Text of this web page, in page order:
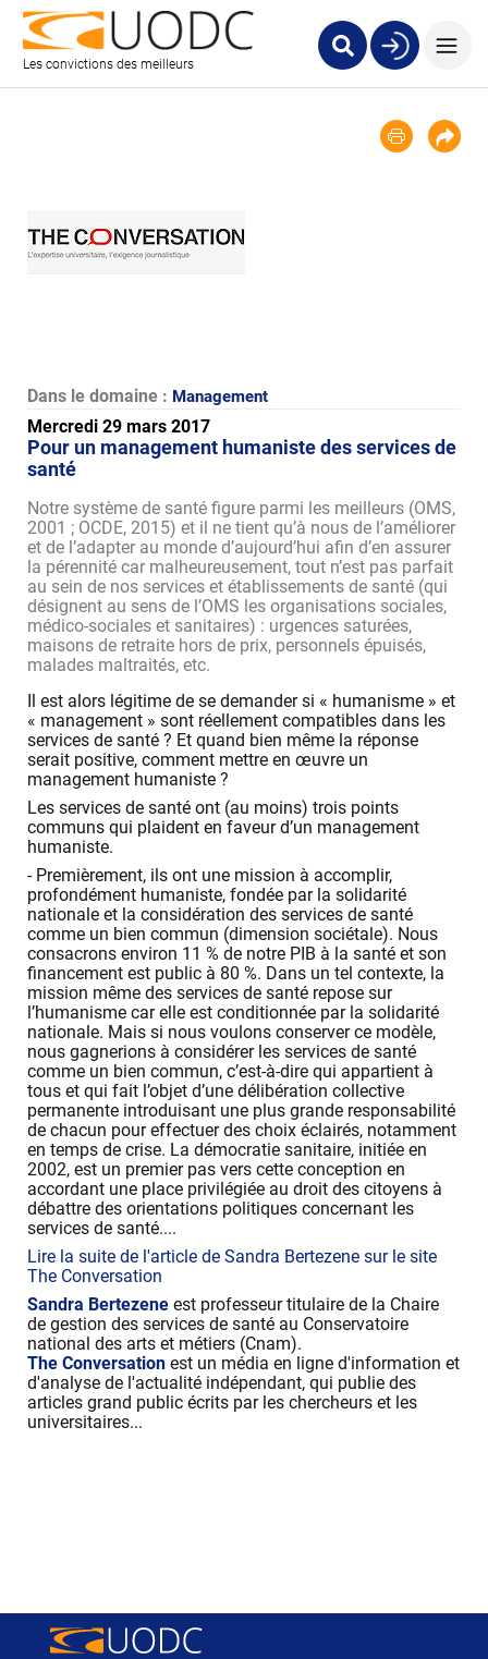
Les convictions des meilleurs
Dans le domaine : Management
Mercredi 29 mars 2017
Pour un management humaniste des services de
santé
Notre système de santé figure parmi les meilleurs (OMS,
2001 ; OCDE, 2015) et il ne tient qu’à nous de l’améliorer
et de l’adapter au monde d’aujourd’hui afin d’en assurer
la pérennité car malheureusement, tout n’est pas parfait
au sein de nos services et établissements de santé (qui
désignent au sens de l’OMS les organisations sociales,
médico-sociales et sanitaires) : urgences saturées,
maisons de retraite hors de prix, personnels épuisés,
malades maltraités, etc.
Il est alors légitime de se demander si « humanisme » et
« management » sont réellement compatibles dans les
services de santé ? Et quand bien même la réponse
serait positive, comment mettre en œuvre un
management humaniste ?
Les services de santé ont (au moins) trois points
communs qui plaident en faveur d’un management
humaniste.
- Premièrement, ils ont une mission à accomplir,
profondément humaniste, fondée par la solidarité
nationale et la considération des services de santé
comme un bien commun (dimension sociétale). Nous
consacrons environ 11 % de notre PIB à la santé et son
financement est public à 80 %. Dans un tel contexte, la
mission même des services de santé repose sur
l’humanisme car elle est conditionnée par la solidarité
nationale. Mais si nous voulons conserver ce modèle,
nous gagnerions à considérer les services de santé
comme un bien commun, c’est-à-dire qui appartient à
tous et qui fait l’objet d’une délibération collective
permanente introduisant une plus grande responsabilité
de chacun pour effectuer des choix éclairés, notamment
en temps de crise. La démocratie sanitaire, initiée en
2002, est un premier pas vers cette conception en
accordant une place privilégiée au droit des citoyens à
débattre des orientations politiques concernant les
services de santé....
Lire la suite de l'article de Sandra Bertezene sur le site
The Conversation
Sandra Bertezene est professeur titulaire de la Chaire
de gestion des services de santé au Conservatoire
national des arts et métiers (Cnam).
The Conversation est un média en ligne d'information et
d'analyse de l'actualité indépendant, qui publie des
articles grand public écrits par les chercheurs et les
universitaires...